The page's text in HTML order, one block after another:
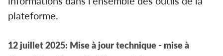
plateforme.
12 juillet 2025: Mise à jour technique - mise à